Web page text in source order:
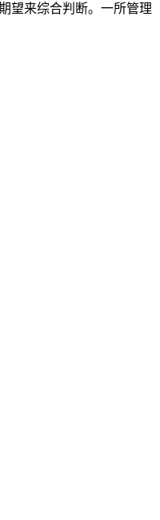
望来综合判断。一所管理